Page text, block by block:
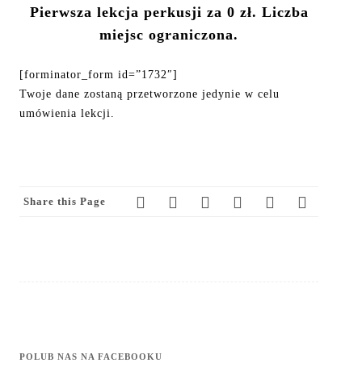
Pierwsza lekcja perkusji za 0 zł. Liczba
miejsc ograniczona.
[forminator_form id=”1732″]
Twoje dane zostaną przetworzone jedynie w celu
umówienia lekcji.
Share this Page
POLUB NAS NA FACEBOOKU